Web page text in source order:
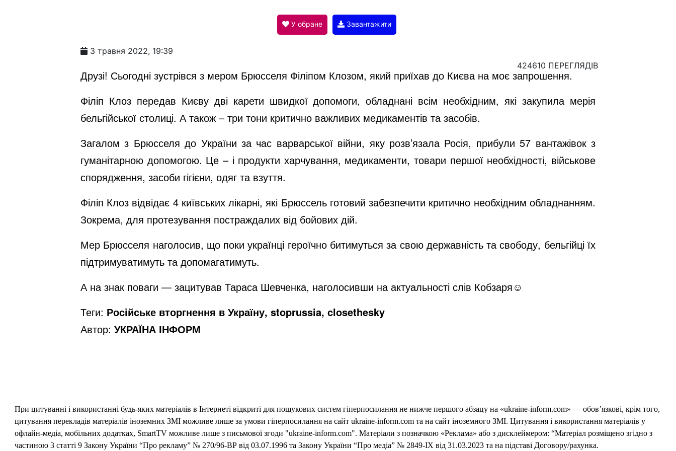
V
d
e
o
У обране Завантажити
3 травня 2022, 19:39
424610 ПЕРЕГЛЯДІВ
Друзі! Сьогодні зустрівся з мером Брюсселя Філіпом Клозом, який приїхав до Києва на моє запрошення.
Філіп Клоз передав Києву дві карети швидкої допомоги, обладнані всім необхідним, які закупила мерія
бельгійської столиці. А також – три тони критично важливих медикаментів та засобів.
Загалом з Брюсселя до України за час варварської війни, яку розв’язала Росія, прибули 57 вантажівок з
гуманітарною допомогою. Це – і продукти харчування, медикаменти, товари першої необхідності, військове
спорядження, засоби гігієни, одяг та взуття.
Філіп Клоз відвідає 4 київських лікарні, які Брюссель готовий забезпечити критично необхідним обладнанням.
Зокрема, для протезування постраждалих від бойових дій.
Мер Брюсселя наголосив, що поки українці героїчно битимуться за свою державність та свободу, бельгійці їх
підтримуватимуть та допомагатимуть.
А на знак поваги — зацитував Тараса Шевченка, наголосивши на актуальності слів Кобзаря☺️
Теги: Російське вторгнення в Україну, stoprussia, closethesky
Автор: УКРАЇНА ІНФОРМ
При цитуванні і використанні будь-яких матеріалів в Інтернеті відкриті для пошукових систем гіперпосилання не нижче першого абзацу на «ukraine-inform.com» — обов’язкові, крім того,
цитування перекладів матеріалів іноземних ЗМІ можливе лише за умови гіперпосилання на сайт ukraine-inform.com та на сайт іноземного ЗМІ. Цитування і використання матеріалів у
офлайн-медіа, мобільних додатках, SmartTV можливе лише з письмової згоди "ukraine-inform.com". Матеріали з позначкою «Реклама» або з дисклеймером: “Матеріал розміщено згідно з
частиною 3 статті 9 Закону України “Про рекламу” № 270/96-ВР від 03.07.1996 та Закону України “Про медіа” № 2849-IX від 31.03.2023 та на підставі Договору/рахунка.